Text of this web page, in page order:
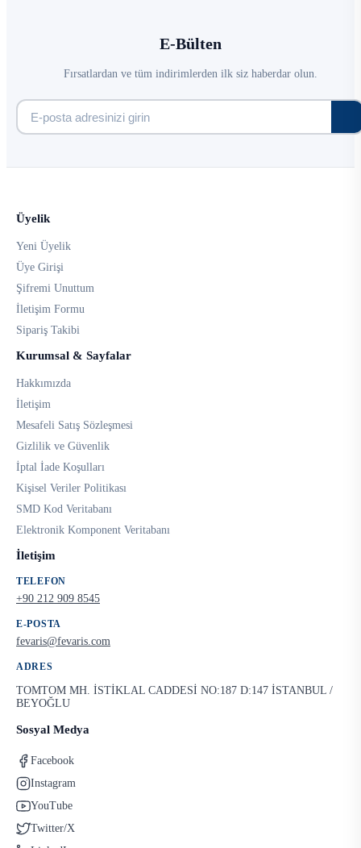
E-Bülten
Fırsatlardan ve tüm indirimlerden ilk siz haberdar olun.
Üyelik
Yeni Üyelik
Üye Girişi
Şifremi Unuttum
İletişim Formu
Sipariş Takibi
Kurumsal & Sayfalar
Hakkımızda
İletişim
Mesafeli Satış Sözleşmesi
Gizlilik ve Güvenlik
İptal İade Koşulları
Kişisel Veriler Politikası
SMD Kod Veritabanı
Elektronik Komponent Veritabanı
İletişim
TELEFON
+90 212 909 8545
E-POSTA
fevaris@fevaris.com
ADRES
TOMTOM MH. İSTİKLAL CADDESİ NO:187 D:147 İSTANBUL /
BEYOĞLU
Sosyal Medya
Facebook
Instagram
YouTube
Twitter/X